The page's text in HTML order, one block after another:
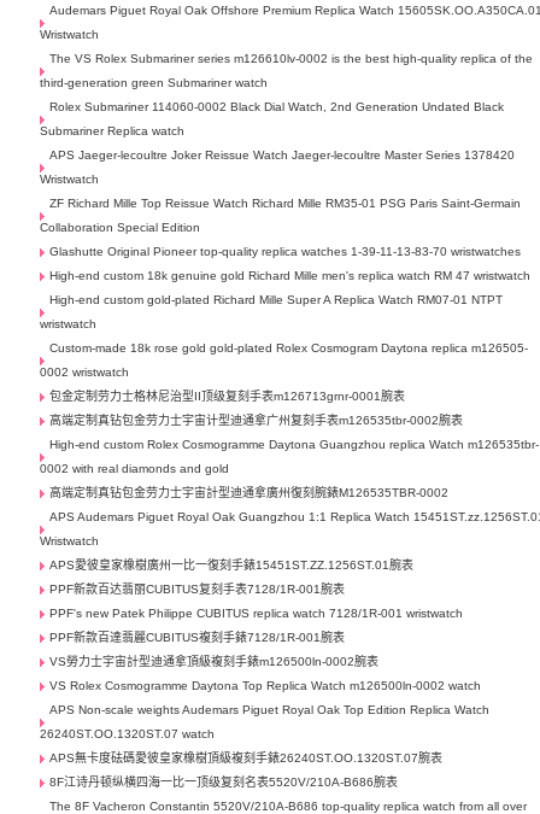
Audemars Piguet Royal Oak Offshore Premium Replica Watch
Wristwatch
The VS Rolex Submariner series m126610lv-0002 is the best high-quality replica of the
third-generation green Submariner watch
Rolex Submariner 114060-0002 Black Dial Watch, 2nd Generation Undated Black
Submariner Replica watch
APS Jaeger-lecoultre Joker Reissue Watch Jaeger-lecoultre Master Series 1378420
Wristwatch
ZF Richard Mille Top Reissue Watch Richard Mille RM35-01 PSG Paris Saint-Germain
Collaboration Special Edition
Glashutte Original Pioneer top-quality replica watches 1-39-11-13-83-70 wristwatches
High-end custom 18k genuine gold Richard Mille men's replica watch RM 47 wristwatch
High-end custom gold-plated Richard Mille Super A Replica Watch RM07-01 NTPT
wristwatch
Custom-made 18k rose gold gold-plated Rolex Cosmogram Daytona replica m126505-
0002 wristwatch
包金定制劳力士格林尼治型II顶级复刻手表m126713grnr-0001腕表
高端定制真钻包金劳力士宇宙计型迪通拿广州复刻手表m126535tbr-0002腕表
High-end custom Rolex Cosmogramme Daytona Guangzhou replica Watch m126535tbr-
0002 with real diamonds and gold
高端定制真钻包金劳力士宇宙計型迪通拿廣州復刻腕錶M126535TBR-0002
APS Audemars Piguet Royal Oak Guangzhou 1:1 Replica Watch
Wristwatch
APS愛彼皇家橡樹廣州一比一復刻手錶15451ST.ZZ.1256ST.01腕表
PPF新款百达翡丽CUBITUS复刻手表7128/1R-001腕表
PPF's new Patek Philippe CUBITUS replica watch 7128/1R-001 wristwatch
PPF新款百達翡麗CUBITUS複刻手錶7128/1R-001腕表
VS勞力士宇宙計型迪通拿頂級複刻手錶m126500ln-0002腕表
VS Rolex Cosmogramme Daytona Top Replica Watch m126500ln-0002 watch
APS Non-scale weights Audemars Piguet Royal Oak Top Edition Replica Watch
26240ST.OO.1320ST.07 watch
APS無卡度砝碼愛彼皇家橡樹頂級複刻手錶26240ST.OO.1320ST.07腕表
8F江诗丹顿纵横四海一比一顶级复刻名表5520V/210A-B686腕表
The 8F Vacheron Constantin 5520V/210A-B686 top-quality replica watch from all over